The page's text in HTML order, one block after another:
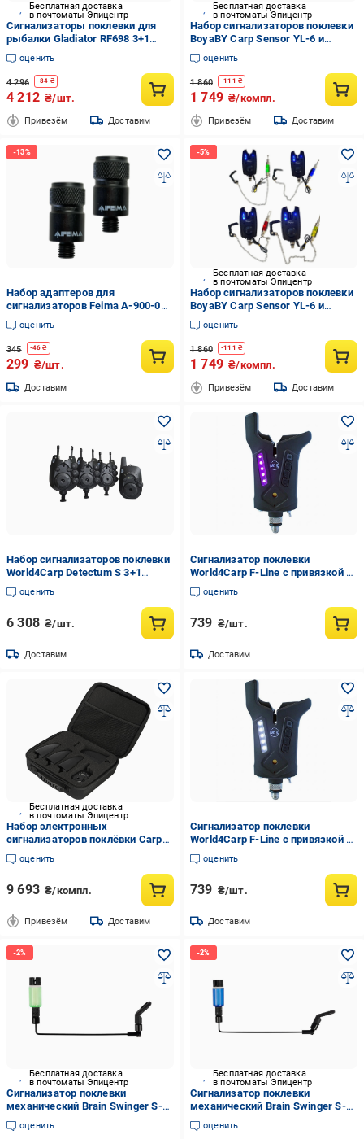
Бесплатная доставка
в почтоматы Эпицентр
Сигнализаторы поклевки для
рыбалки Gladiator RF698 3+1
радиопейджер до 150 м Черный
оценить
4 296 -84 ₴
4 212 ₴/шт.
Привезём Доставим
Бесплатная доставка
в почтоматы Эпицентр
Набор сигнализаторов поклевки
BoyaBY Carp Sensor YL-6 и
свингеры на цепочке 4 шт.
Камуфляж/Разноцветный
(1976455125)
оценить
1 860 -111 ₴
1 749 ₴/компл.
Привезём Доставим
Набор адаптеров для
сигнализаторов Feima А-900-005
на магнитах быстросъемный 2
шт. (2245178595)
оценить
345 -46 ₴
299 ₴/шт.
Доставим
Бесплатная доставка
в почтоматы Эпицентр
Набор сигнализаторов поклевки
BoyaBY Carp Sensor YL-6 и
свингеры на цепочке 4 шт.
Черный/Разноцветный
(1976455124)
оценить
1 860 -111 ₴
1 749 ₴/компл.
Привезём Доставим
Набор сигнализаторов поклевки
World4Carp Detectum S 3+1
(WC370-3)
оценить
6 308 ₴/шт.
Доставим
Сигнализатор поклевки
World4Carp F-Line с привязкой к
пейджеру Фиолетовый
оценить
739 ₴/шт.
Доставим
Бесплатная доставка
в почтоматы Эпицентр
Набор электронных
сигнализаторов поклёвки Carp
Pro Hastam 4+1
оценить
9 693 ₴/компл.
Привезём Доставим
Сигнализатор поклевки
World4Carp F-Line с привязкой к
пейджеру Белый
оценить
739 ₴/шт.
Доставим
Бесплатная доставка
в почтоматы Эпицентр
Сигнализатор поклевки
механический Brain Swinger S-3
Green (1858.80.60)
оценить
Бесплатная доставка
в почтоматы Эпицентр
Сигнализатор поклевки
механический Brain Swinger S-3
Blue (1858.80.59)
оценить